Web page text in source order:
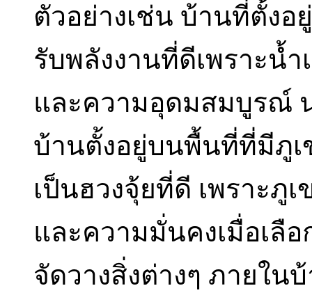
ตัวอย่างเช่น บ้านที่ตั้งอ
รับพลังงานที่ดีเพราะน้
และความอุดมสมบูรณ์
บ้านตั้งอยู่บนพื้นที่ที่มีภูเ
เป็นฮวงจุ้ยที่ดี เพราะภู
และความมั่นคงเมื่อเลื
จัดวางสิ่งต่างๆ ภายใน